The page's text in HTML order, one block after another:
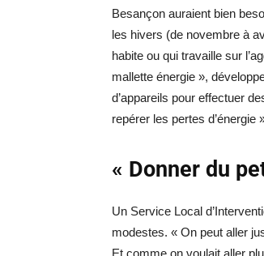
Besançon auraient bien
les hivers (de novembre à
habite ou qui travaille sur
mallette énergie »,
d’appareils pour effectuer
repérer les pertes d’énergie
« Donner du
Un Service Local
modestes. « On peut aller
Et comme on voulait aller